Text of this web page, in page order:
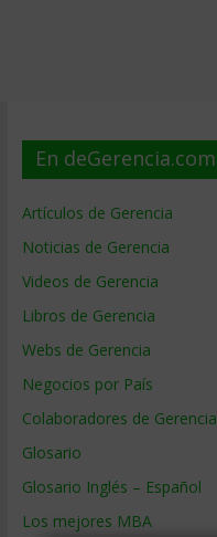
En deGerencia.com
Artículos de Gerencia
Noticias de Gerencia
Videos de Gerencia
Libros de Gerencia
Webs de Gerencia
Negocios por País
Colaboradores de Gerencia
Glosario
Glosario Inglés – Español
Los mejores MBA